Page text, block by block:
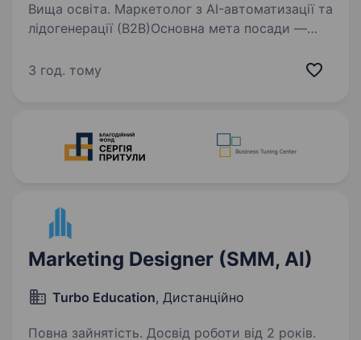
Вища освіта. Маркетолог з AI-автоматизації та
лідогенерації (B2B)Основна мета посади —
лідів, яка об'єднає пошук цільової аудиторії,
3 год. тому
Marketing Designer (SMM, AI)
Turbo Education, Дистанційно
Повна зайнятість. Досвід роботи від 2 років.